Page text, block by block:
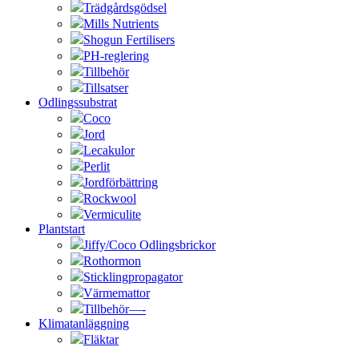
Trädgårdsgödsel
Mills Nutrients
Shogun Fertilisers
PH-reglering
Tillbehör
Tillsatser
Odlingssubstrat
Coco
Jord
Lecakulor
Perlit
Jordförbättring
Rockwool
Vermiculite
Plantstart
Jiffy/Coco Odlingsbrickor
Rothormon
Sticklingpropagator
Värmemattor
Tillbehör—-
Klimatanläggning
Fläktar